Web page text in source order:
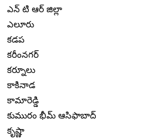
ఎన్ టి ఆర్ జిల్లా
ఎలూరు
కడప
కరీంనగర్
కర్నూలు
కాకినాడ
కామారెడ్డి
కుమురం భీమ్ ఆసిఫాబాద్
కృష్ణా